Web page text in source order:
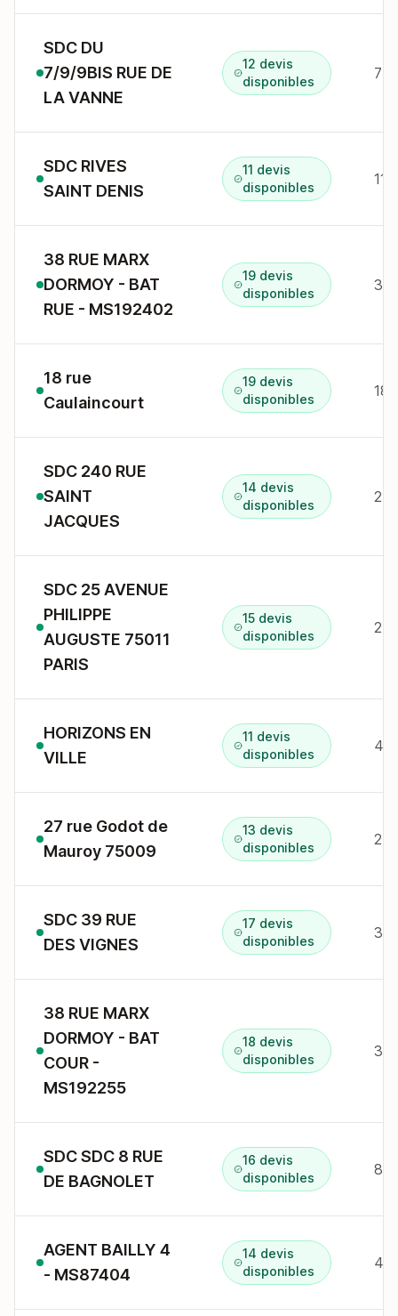
SDC DU
7/9/9BIS RUE DE
LA VANNE
12 devis
disponibles
7 r
SDC RIVES
SAINT DENIS
11 devis
disponibles
38 RUE MARX
DORMOY - BAT
RUE - MS192402
19 devis
disponibles
38
18 rue
Caulaincourt
19 devis
disponibles
18
SDC 240 RUE
SAINT
JACQUES
14 devis
disponibles
SDC 25 AVENUE
PHILIPPE
AUGUSTE 75011
PARIS
15 devis
disponibles
25
HORIZONS EN
VILLE
11 devis
disponibles
40
27 rue Godot de
Mauroy 75009
13 devis
disponibles
27
SDC 39 RUE
DES VIGNES
17 devis
disponibles
39
38 RUE MARX
DORMOY - BAT
COUR -
MS192255
18 devis
disponibles
38
SDC SDC 8 RUE
DE BAGNOLET
16 devis
disponibles
8 r
AGENT BAILLY 4
- MS87404
14 devis
disponibles
4 r